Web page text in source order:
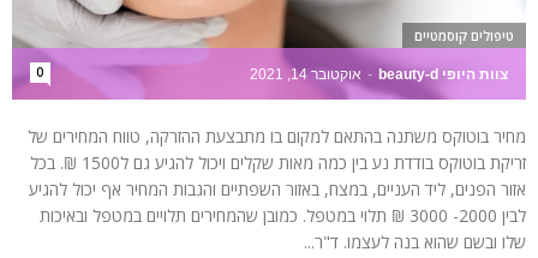
צוות היופי beauty-d - אוקטובר 14, 2021 0
טיפולים קוסמטיים
מחיר בוטוקס משתנה בהתאם למקום בו מתבצעת ההזרקה, טווח המחירים של
זריקת בוטוקס בודדת נע בין כמה מאות שקלים ויכול להגיע גם ל1500 ₪. בכל
אזור הפנים, ליד העניים, במצח, באזור השפתיים והגבות המחיר אף יכול להגיע
לבין 2000- 3000 ₪ תלוי במטפל. כמובן שהמחירים תלויים במטפל ובאיכות
שלו ובשם שהוא בנה לעצמו. ד"ר...